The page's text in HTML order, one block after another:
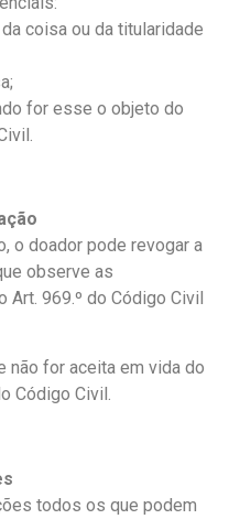
coisa ou da titularidade
for esse o objeto do
o doador pode revogar a
observe as
Art. 969.º do Código Civil
não for aceita em vida do
Código Civil.
todos os que podem